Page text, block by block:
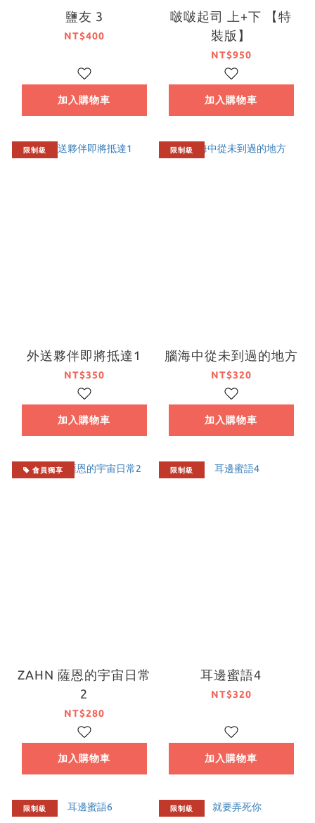
鹽友 3
NT$400
加入購物車
啵啵起司 上+下 【特
裝版】
NT$950
加入購物車
限制級
外送夥伴即將抵達1
NT$350
加入購物車
限制級
腦海中從未到過的地方
NT$320
加入購物車
會員獨享
ZAHN 薩恩的宇宙日常
2
NT$280
加入購物車
限制級
耳邊蜜語4
NT$320
加入購物車
限制級 限制級